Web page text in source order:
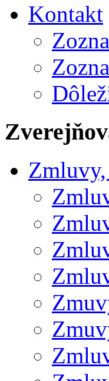
Kontakt